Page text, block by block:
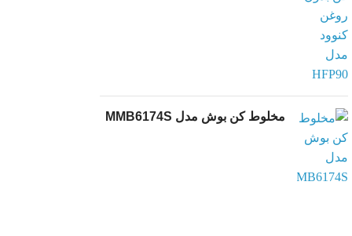
مخلوط کن بوش مدل MMB6174S